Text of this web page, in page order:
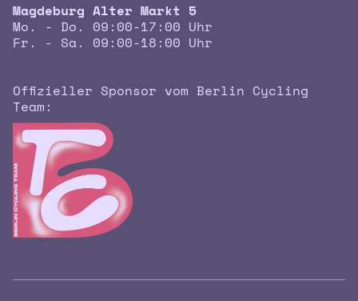
Magdeburg Alter Markt 5
Mo. - Do. 09:00-17:00 Uhr
Fr. - Sa. 09:00-18:00 Uhr
Offizieller Sponsor vom Berlin Cycling
Team: